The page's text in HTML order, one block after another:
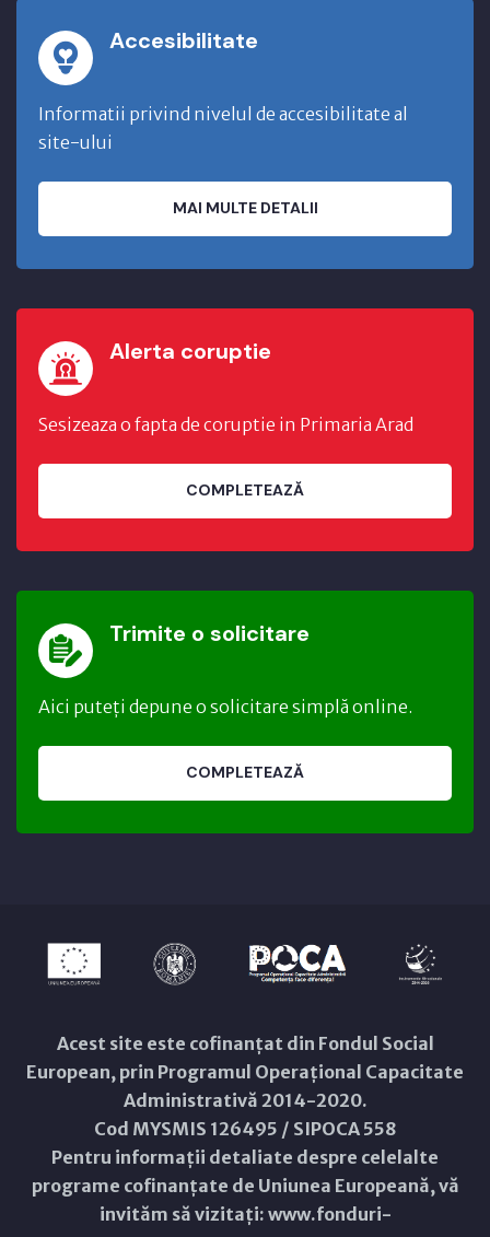
Accesibilitate
Informatii privind nivelul de accesibilitate al
site-ului
MAI MULTE DETALII
Alerta coruptie
Sesizeaza o fapta de coruptie in Primaria Arad
COMPLETEAZĂ
Trimite o solicitare
Aici puteți depune o solicitare simplă online.
COMPLETEAZĂ
Acest site este cofinanțat din Fondul Social
European, prin Programul Operațional Capacitate
Administrativă 2014-2020.
Cod MYSMIS 126495 / SIPOCA 558
Pentru informații detaliate despre celelalte
programe cofinanțate de Uniunea Europeană, vă
invităm să vizitați: www.fonduri-